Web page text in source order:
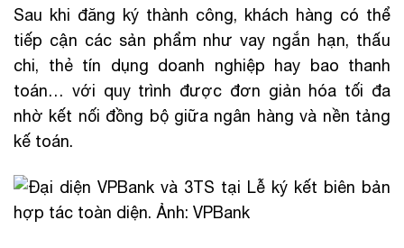
Sau khi đăng ký thành công, khách hàng có thể
tiếp cận các sản phẩm như vay ngắn hạn, thấu
chi, thẻ tín dụng doanh nghiệp hay bao thanh
toán… với quy trình được đơn giản hóa tối đa
nhờ kết nối đồng bộ giữa ngân hàng và nền tảng
kế toán.